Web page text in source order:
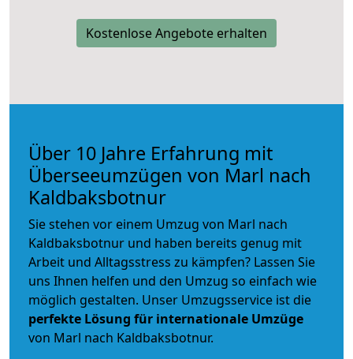
Kostenlose Angebote erhalten
Über 10 Jahre Erfahrung mit
Überseeumzügen von Marl nach
Kaldbaksbotnur
Sie stehen vor einem Umzug von Marl nach
Kaldbaksbotnur und haben bereits genug mit
Arbeit und Alltagsstress zu kämpfen? Lassen Sie
uns Ihnen helfen und den Umzug so einfach wie
möglich gestalten. Unser Umzugsservice ist die
perfekte Lösung für internationale Umzüge
von Marl nach Kaldbaksbotnur.